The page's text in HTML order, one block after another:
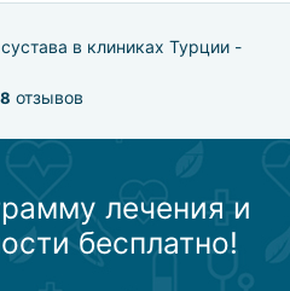
в клиниках Турции -
отзывов
лечения и
бесплатно!